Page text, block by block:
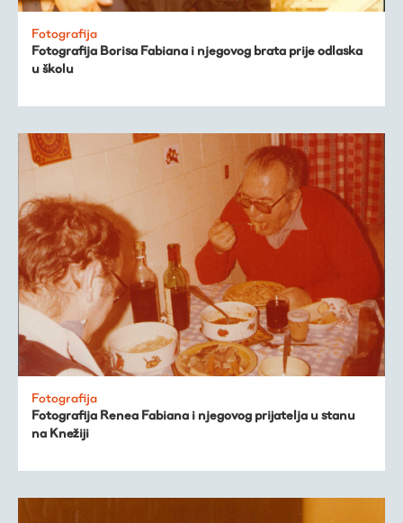
Fotografija
Fotografija Borisa Fabiana i njegovog brata prije odlaska
u školu
Fotografija
Fotografija Renea Fabiana i njegovog prijatelja u stanu
na Knežiji